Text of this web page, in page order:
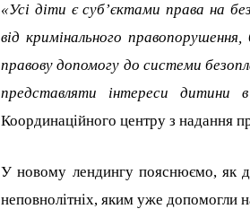
«Усі діти є субʼєктами права на
від кримінального
правову допомогу до системи
представляти інтереси дитини
Координаційного центру з надання
У новому лендингу пояснюємо, як
неповнолітніх, яким уже допомогли